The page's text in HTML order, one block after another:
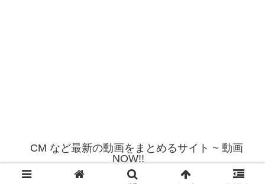
CM など最新の動画をまとめるサイト ~ 動画
NOW!!
© 2012 CM など最新の動画をまとめるサイト ~ 動画NOW!!.